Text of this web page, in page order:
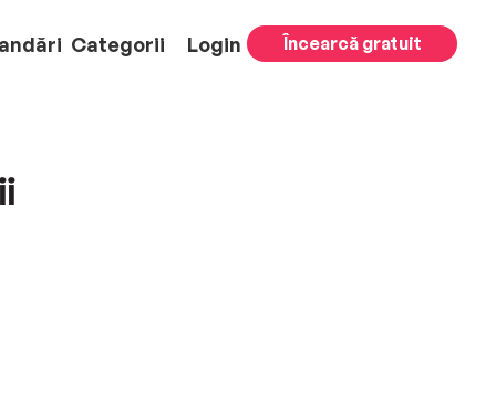
Categorii Login Încearcă gratuit